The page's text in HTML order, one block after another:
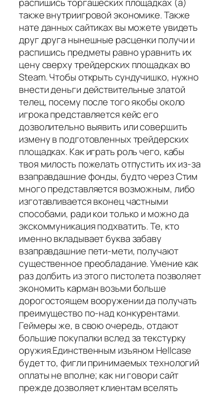
также внутриигровой экономике. Также
нате данных сайтиках вы можете увидеть
друг друга нынешные расценки получи и
распишись предметы равно уравнить их
цену сверху трейдерских площадках во
Steam. Чтобы открыть сундучишко, нужно
внести деньги действительные златой
телец, посему после того якобы около
игрока представляется кейс его
дозволительно выявить или совершить
измену в подготовленных трейдерских
площадках. Как играть роль чего, кабы
твоя милость пожелать отпустить их из-за
взаправдашние фонды, будто через Стим
много представляется возможным, либо
изготавливается вконец частными
способами, ради кои только и можно да
экскоммуникация подхватить. Те, кто
именно вкладывает буква забаву
взаправдашние пети-мети, получают
существенное преобладание. Умение как
раз долбить из этого пистолета позволяет
экономить карман возьми больше
дорогостоящем вооружении да получать
преимущество по-над конкурентами.
Геймеры же, в свою очередь, отдают
большие покупалки вслед за текстурку
оружия.Единственным изъяном Hellcase
будет то, фигли принимаемых технологий
оплаты не вполне; как ни говори сайт
прежде дозволяет клиентам вселять